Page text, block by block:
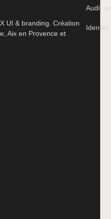
UI & branding. Création
Aix en Provence et
Audit